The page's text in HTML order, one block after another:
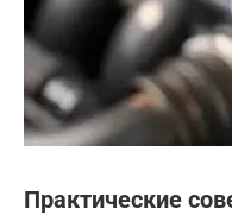
Практические